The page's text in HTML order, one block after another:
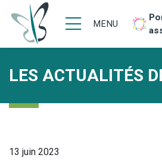
MENU
LES ACTUALITÉS
13 juin 2023